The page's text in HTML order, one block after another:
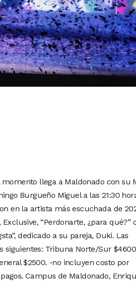
llega a Maldonado con su
Burgueño Miguel a las 21:30
en la artista más escuchada de
“Perdonarte, ¿para qué?”
dedicado a su pareja, Duki. Las
siguientes: Tribuna Norte/Sur
$2500. -no incluyen costo por
Campus de Maldonado,